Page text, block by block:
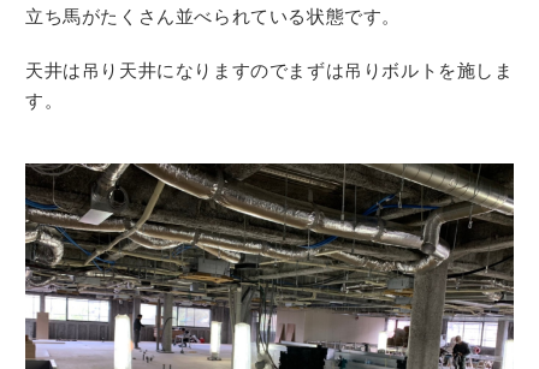
立ち馬がたくさん並べられている状態です。
天井は吊り天井になりますのでまずは吊りボルトを施しま
す。